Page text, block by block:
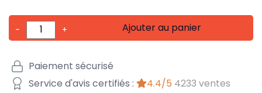
- + Ajouter au panier
Paiement sécurisé
Service d'avis certifiés :
4.4/5 4233 ventes